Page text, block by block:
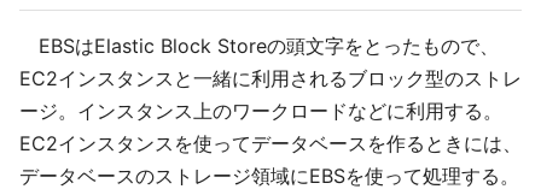
EBSはElastic Block Storeの頭文字をとったもので、
EC2インスタンスと一緒に利用されるブロック型のストレ
ージ。インスタンス上のワークロードなどに利用する。
EC2インスタンスを使ってデータベースを作るときには、
データベースのストレージ領域にEBSを使って処理する。